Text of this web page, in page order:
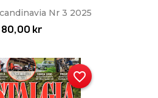
Nr 3 2025
80,00 kr
favorite_border